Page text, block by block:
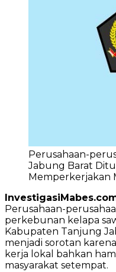
Perusahaan-
Jabung Barat
Memperkerjakan
Perusahaan-
perkebunan kelapa
Kabupaten Tanjung
menjadi sorotan
kerja lokal bahkan
masyarakat setempat.